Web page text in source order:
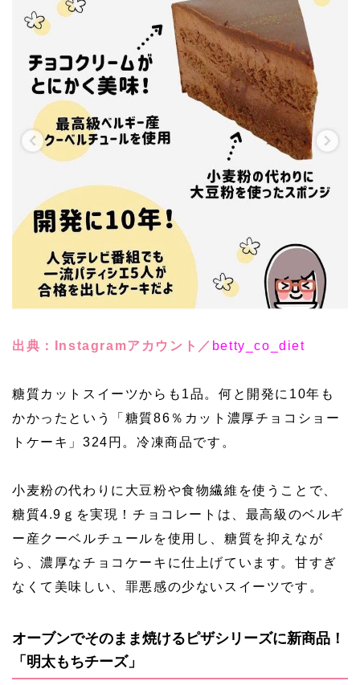
出典：Instagramアカウント／ betty_co_diet
糖質カットスイーツからも1品。何と開発に10年も
かかったという「糖質86％カット濃厚チョコショー
トケーキ」324円。冷凍商品です。
小麦粉の代わりに大豆粉や食物繊維を使うことで、
糖質4.9ｇを実現！チョコレートは、最高級のベルギ
ー産クーベルチュールを使用し、糖質を抑えなが
ら、濃厚なチョコケーキに仕上げています。甘すぎ
なくて美味しい、罪悪感の少ないスイーツです。
オーブンでそのまま焼けるピザシリーズに新商品！
「明太もちチーズ」